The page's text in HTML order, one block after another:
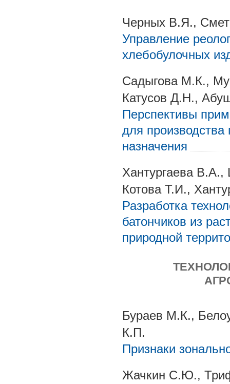
Черных В.Я.,
Управление
хлебобулочных
Садыгова М.К.,
Катусов Д.Н.,
Перспективы
для производства
назначения
Хантургаева
Котова Т.И.,
Разработка
батончиков из
природной
Бураев М.К.,
К.П.
Признаки
Жачкин С.Ю.,